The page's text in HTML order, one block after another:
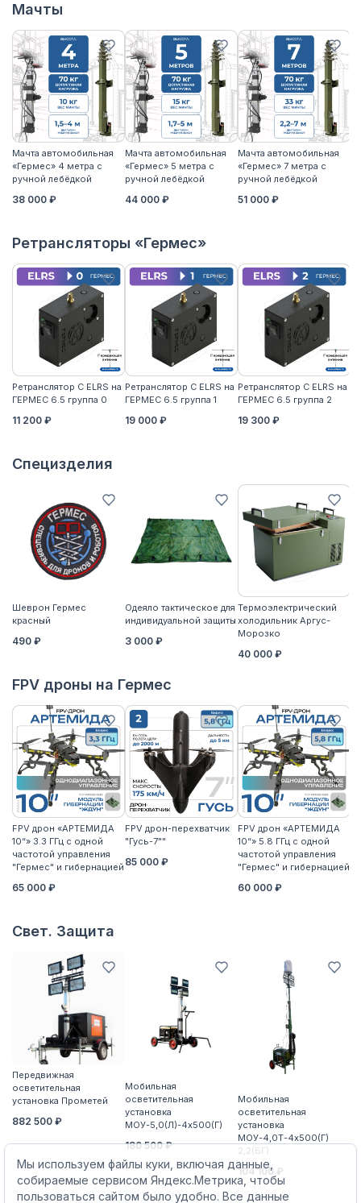
Мачты
Мачта автомобильная
«Гермес» 4 метра с
ручной лебёдкой
38 000 ₽
Мачта автомобильная
«Гермес» 5 метра с
ручной лебёдкой
44 000 ₽
Мачта автомобильная
«Гермес» 7 метра с
ручной лебёдкой
51 000 ₽
Ретрансляторы «Гермес»
Ретранслятор С ELRS на
ГЕРМЕС 6.5 группа 0
11 200 ₽
Ретранслятор С ELRS на
ГЕРМЕС 6.5 группа 1
19 000 ₽
Ретранслятор С ELRS на
ГЕРМЕС 6.5 группа 2
19 300 ₽
Специзделия
Шеврон Гермес
красный
490 ₽
Одеяло тактическое для
индивидуальной защиты
3 000 ₽
Термоэлектрический
холодильник Аргус-
Морозко
40 000 ₽
FPV дроны на Гермес
FPV дрон «АРТЕМИДА
10“» 3.3 ГГц с одной
частотой управления
"Гермес" и гибернацией
65 000 ₽
FPV дрон-перехватчик
"Гусь-7""
85 000 ₽
FPV дрон «АРТЕМИДА
10“» 5.8 ГГц с одной
частотой управления
"Гермес" и гибернацией
60 000 ₽
Свет. Защита
Передвижная
осветительная
установка Прометей
882 500 ₽
Мобильная
осветительная
установка
МОУ-5,0(Л)-4х500(Г)
180 500 ₽
Мобильная
осветительная
установка
МОУ-4,0Т-4х500(Г)
2,2(БГ)
104 100 ₽
Мы используем файлы куки, включая данные,
собираемые сервисом Яндекс.Метрика, чтобы
пользоваться сайтом было удобно. Все данные